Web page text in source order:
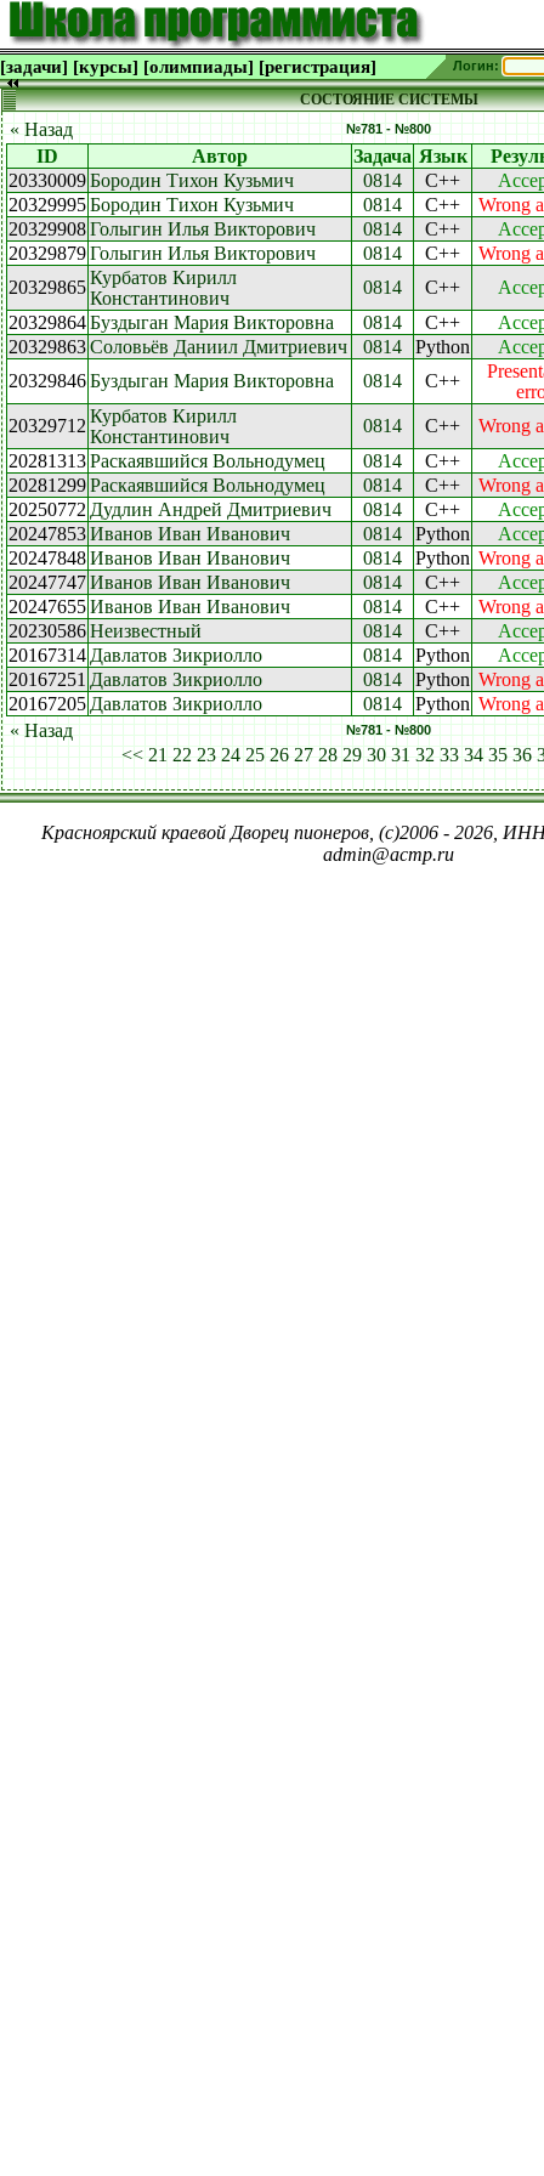
[задачи] [курсы] [олимпиады] [регистрация] Логин:
СОСТОЯНИЕ СИСТЕМЫ
« Назад №781 - №800
ID Автор Задача Язык
20330009Бородин Тихон Кузьмич 0814 C++
20329995Бородин Тихон Кузьмич 0814 C++
Wrong
20329908Голыгин Илья Викторович 0814 C++
20329879Голыгин Илья Викторович 0814 C++
Wrong
20329865Курбатов Кирилл
Константинович
0814 C++
20329864Буздыган Мария Викторовна 0814 C++
20329863Соловьёв Даниил Дмитриевич 0814 Python
20329846Буздыган Мария Викторовна 0814 C++
20329712 Курбатов Кирилл
Константинович
0814 C++
Wrong
20281313Раскаявшийся Вольнодумец 0814 C++
20281299Раскаявшийся Вольнодумец 0814 C++
Wrong
20250772 Дудлин Андрей Дмитриевич 0814 C++
20247853Иванов Иван Иванович 0814 Python
20247848Иванов Иван Иванович 0814 Python Wrong
20247747Иванов Иван Иванович 0814 C++
20247655Иванов Иван Иванович 0814 C++
Wrong
20230586Неизвестный 0814 C++
20167314 Давлатов Зикриолло 0814 Python
20167251 Давлатов Зикриолло 0814 Python Wrong
20167205 Давлатов Зикриолло 0814 Python Wrong
« Назад
№781 - №800
<< 21 22 23 24 25 26 27 28 29 30 31 32 33 34 35 36
Красноярский краевой Дворец пионеров, (c)2006 - 2026,
admin@acmp.ru